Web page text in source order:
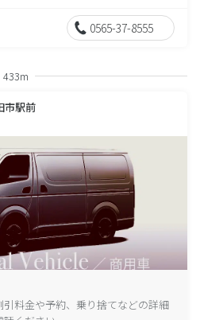
0565-37-8555
433m
市駅前
料金や予約、乗り捨てなどの詳細